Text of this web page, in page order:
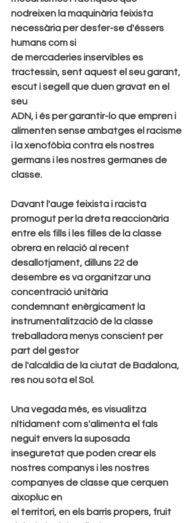
nodreixen la maquinària feixista
necessària per desfer-se d'éssers
humans com si
de mercaderies inservibles es
tractessin, sent aquest el seu garant,
escut i segell que duen gravat en el
seu
ADN, i és per garantir-lo que empren i
alimenten sense ambatges el racisme
i la xenofòbia contra els nostres
germans i les nostres germanes de
classe.
Davant l'auge feixista i racista
promogut per la dreta reaccionària
entre els fills i les filles de la classe
obrera en relació al recent
desallotjament, dilluns 22 de
desembre es va organitzar una
concentració unitària
condemnant enèrgicament la
instrumentalització de la classe
treballadora menys conscient per
part del gestor
de l'alcaldia de la ciutat de Badalona,
res nou sota el Sol.
Una vegada més, es visualitza
nítidament com s'alimenta el fals
neguit envers la suposada
inseguretat que poden crear els
nostres companys i les nostres
companyes de classe que cerquen
aixopluc en
el territori, en els barris propers, fruit